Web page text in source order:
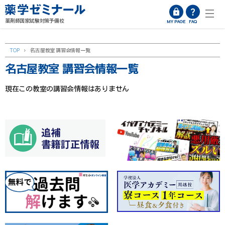
薬剤師国家試験対策予備校 FAQ
MY PAGE
TOP > 名古屋教室 講習会情報一覧
名古屋教室 講習会情報一覧
現在この教室の講習会情報はありません